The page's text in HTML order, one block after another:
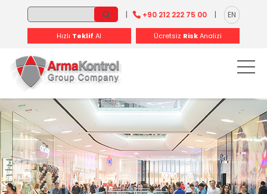
-- -
| +90 212 222 75 00 | EN
Hızlı Teklif Al Ücretsiz RiskAnalizi